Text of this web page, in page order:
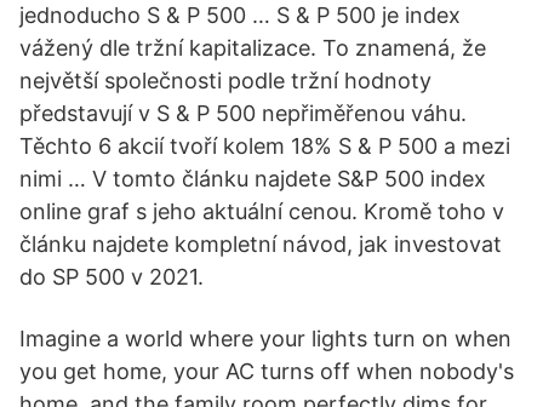
jednoducho S & P 500 … S & P 500 je index
vážený dle tržní kapitalizace. To znamená, že
největší společnosti podle tržní hodnoty
představují v S & P 500 nepřiměřenou váhu.
Těchto 6 akcií tvoří kolem 18% S & P 500 a mezi
nimi … V tomto článku najdete S&P 500 index
online graf s jeho aktuální cenou. Kromě toho v
článku najdete kompletní návod, jak investovat
do SP 500 v 2021.
Imagine a world where your lights turn on when
you get home, your AC turns off when nobody's